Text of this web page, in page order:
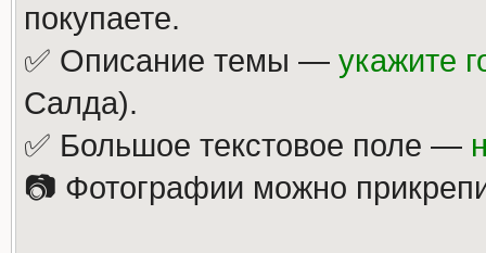
покупаете.
✅ Описание темы — укажите
Салда).
✅ Большое текстовое поле —
📷 Фотографии можно